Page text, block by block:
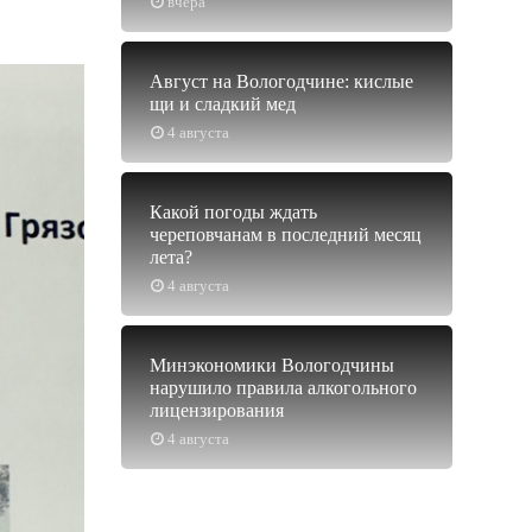
4 августа
Август на Вологодчине: кислые
щи и сладкий мед
4 августа
Какой погоды ждать
череповчанам в последний месяц
лета?
4 августа
Минэкономики Вологодчины
нарушило правила алкогольного
лицензирования